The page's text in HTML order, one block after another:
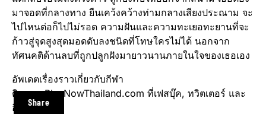
Share
มาจอดที่กลางทาง ยืนเคว้งคว้างท่ามกลางเสียงประณาม จะ
ไปไหนต่อก็ไปไม่รอด ความฝันและความทะเยอทะยานที่จะ
ก้าวสู่จุดสูงสุดมอดดับลงชนิดที่โทษใครไม่ได้ นอกจาก
ทัศนคติด้านลบที่ถูกปลูกฝังมายาวนานภายในใจของเธอเอง
อัพเดตเรื่องราวเกี่ยวกับกีฬา
ติดตาม PlayNowThailand.com ที่เฟสบุ๊ค, ทวิตเตอร์ และ
อินสตาแกรม